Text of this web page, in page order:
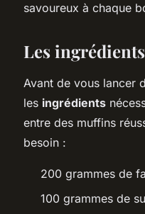
savoureux à chaque
Les
Avant de vous lancer
les ingrédients
entre des muffins
besoin :
200 grammes de
100 grammes de